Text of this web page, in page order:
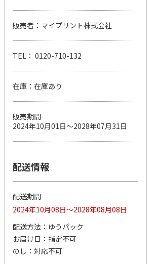
ペット線香 虹のか
なた フルーティフ
ローラルの香り
590円
(送料別・税込)
100円
(送料別・税込)
販売者：マイプリント株式会社
TEL： 0120-710-132
在庫：在庫あり
販売期間
2024年10月01日～2028年07月31日
配送情報
配送期間
2024年10月08日～2028年08月08日
配送方法
ゆうパック
お届け日
指定不可
のし
対応不可